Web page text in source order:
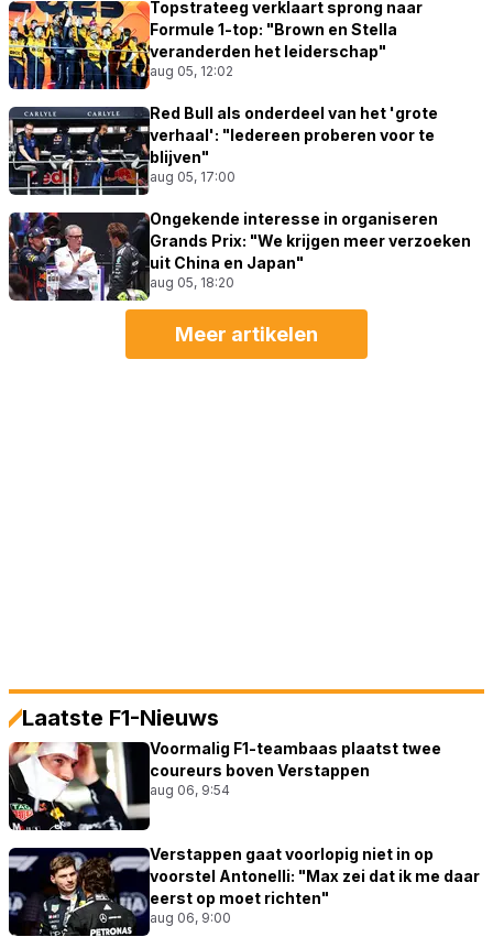
Topstrateeg verklaart sprong naar
Formule 1-top: "Brown en Stella
veranderden het leiderschap"
aug 05, 12:02
Red Bull als onderdeel van het 'grote
verhaal': "Iedereen proberen voor te
blijven"
aug 05, 17:00
Ongekende interesse in organiseren
Grands Prix: "We krijgen meer verzoeken
uit China en Japan"
aug 05, 18:20
Meer artikelen
Laatste F1-Nieuws
Voormalig F1-teambaas plaatst twee
coureurs boven Verstappen
aug 06, 9:54
Verstappen gaat voorlopig niet in op
voorstel Antonelli: "Max zei dat ik me daar
eerst op moet richten"
aug 06, 9:00